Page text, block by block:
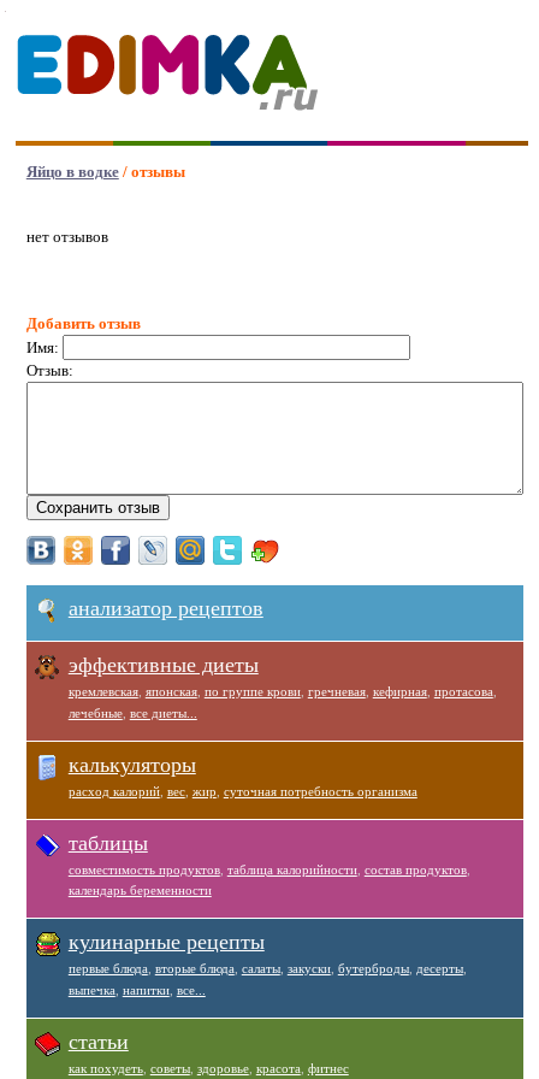
Яйцо в водке/ отзывы
нет отзывов
Добавить отзыв
Имя:
Отзыв:
анализатор рецептов
эффективные диеты
кремлевская, японская, по группе крови, гречневая, кефирная, протасова
лечебные, все диеты...
калькуляторы
расход калорий, вес, жир суточная потребность организма
таблицы
совместимость продуктов, таблица калорийности, состав продуктов,
календарь беременности
кулинарные рецепты
первые блюда вторые блюда салаты, закуски, бутерброды, десерты,
выпечка напитки, все...
статьи
как похудеть, советы, здоровье, красота фитнес